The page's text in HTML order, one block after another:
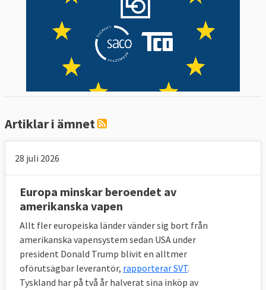
Europeiska rådet, där stats- och
regeringscheferna möts, ska enligt
Lissabonfördraget regelbundet utvärdera
de hot som unionen utsätts för. Det gör
också utrikesministrarna och
försvarsministrarna som tar in en bredare
beslut administreras av de så kallade Kusp-
representant. Till sin hjälp av Kusp-
leder EU:s militära kommitté, EUMC, och
dess sekretariat kallat EU:s militär stab,
EUMS. De militära tjänstepersonerna i
Bryssel kommer från samtliga EU-länder.
Artiklar i ämnet
28 juli 2026
Europa minskar beroendet av
amerikanska vapen
Allt fler europeiska länder vänder sig bort från
amerikanska vapensystem sedan USA under
president Donald Trump blivit en alltmer
oförutsägbar leverantör, rapporterar SVT.
Tyskland har på två år halverat sina inköp av